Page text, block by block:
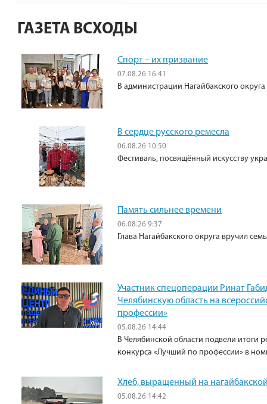
ГАЗЕТА ВСХОДЫ
Спорт – их призвание
07.08.26 16:41
В администрации Нагайбакского
В сердце русского ремесла
06.08.26 10:50
Фестиваль, посвящённый искусству
Память сильнее времени
06.08.26 9:37
Глава Нагайбакского округа вручил
Участник спецоперации Ринат
Челябинскую область на
профессии»
05.08.26 14:44
В Челябинской области подвели итоги
конкурса «Лучший по профессии» в
Хлеб, выращенный на
05.08.26 14:42